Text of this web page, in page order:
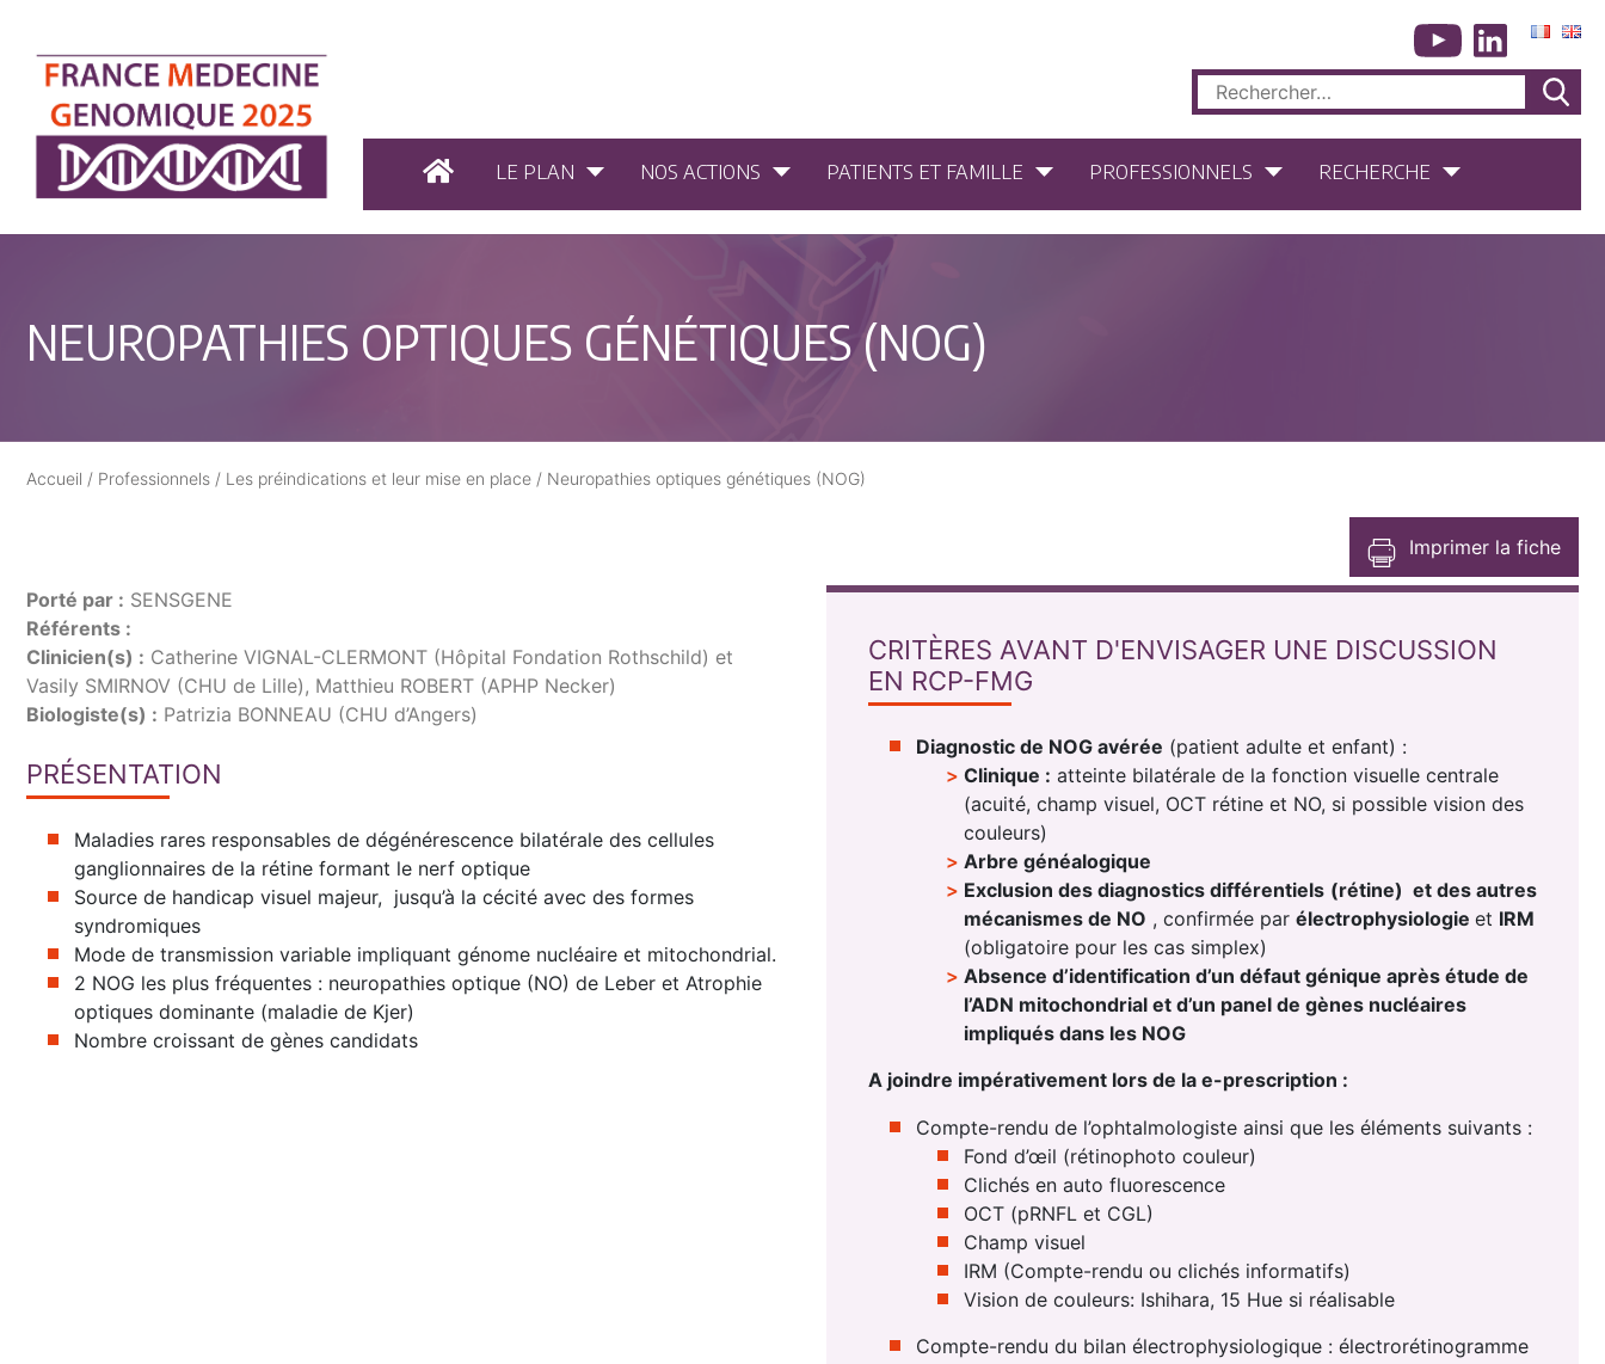
Rechercher :
LE PLAN NOS ACTIONS PATIENTS ET FAMILLE PROFESSIONNELS RECHERCHE
NEUROPATHIES OPTIQUES GÉNÉTIQUES (NOG)
Accueil / Professionnels / Les préindications et leur mise en place / Neuropathies optiques génétiques (NOG)
Imprimer la fiche
Porté par : SENSGENE
Référents :
Clinicien(s) : Catherine VIGNAL-CLERMONT (Hôpital Fondation Rothschild) et
Vasily SMIRNOV (CHU de Lille), Matthieu ROBERT (APHP Necker)
Biologiste(s) : Patrizia BONNEAU (CHU d’Angers)
PRÉSENTATION
Maladies rares responsables de dégénérescence bilatérale des cellules
ganglionnaires de la rétine formant le nerf optique
Source de handicap visuel majeur, jusqu’à la cécité avec des formes
syndromiques
Mode de transmission variable impliquant génome nucléaire et mitochondrial.
2 NOG les plus fréquentes : neuropathies optique (NO) de Leber et Atrophie
optiques dominante (maladie de Kjer)
Nombre croissant de gènes candidats
CRITÈRES AVANT D'ENVISAGER UNE DISCUSSION
EN RCP-FMG
Diagnostic de NOG avérée (patient adulte et enfant) :
Clinique : atteinte bilatérale de la fonction visuelle centrale
(acuité, champ visuel, OCT rétine et NO, si possible vision des
couleurs)
Arbre généalogique
Exclusion des diagnostics différentiels (rétine) et des autres
mécanismes de NO , confirmée par électrophysiologie et IRM
(obligatoire pour les cas simplex)
Absence d’identification d’un défaut génique après étude de
l’ADN mitochondrial et d’un panel de gènes nucléaires
impliqués dans les NOG
A joindre impérativement lors de la e-prescription :
Compte-rendu de l’ophtalmologiste ainsi que les éléments suivants :
Fond d’œil (rétinophoto couleur)
Clichés en auto fluorescence
OCT (pRNFL et CGL)
Champ visuel
IRM (Compte-rendu ou clichés informatifs)
Vision de couleurs: Ishihara, 15 Hue si réalisable
Compte-rendu du bilan électrophysiologique : électrorétinogramme